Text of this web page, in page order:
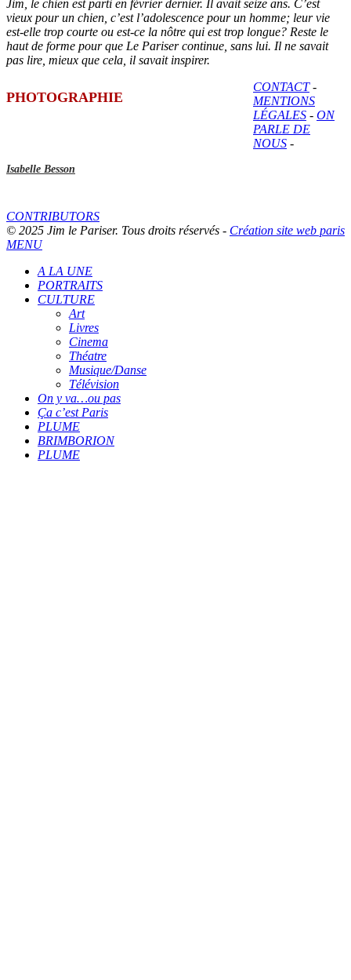
Jim, le chien est parti en février dernier. Il avait seize ans. C’est
vieux pour un chien, c’est l’adolescence pour un homme; leur vie
est-elle trop courte ou est-ce la nôtre qui est trop longue? Reste le
haut de forme pour que Le Pariser continue, sans lui. Il ne savait
pas lire, mieux que cela, il savait inspirer.
PHOTOGRAPHIE
Isabelle Besson
CONTACT-
MENTIONS
LÉGALES - ON
PARLE DE
NOUS -
CONTRIBUTORS
© 2025 Jim le Pariser. Tous droits réservés - Création site web paris
MENU
A LA UNE
PORTRAITS
CULTURE
Art
Livres
Cinema
Théatre
Musique/Danse
Télévision
On y va…ou pas
Ça c’est Paris
PLUME
BRIMBORION
PLUME